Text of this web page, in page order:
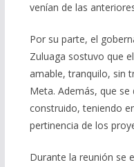
venían de las
Por su parte, el
Zuluaga sostuvo que
amable, tranquilo, sin
Meta. Además, que
construido, teniendo
pertinencia de los
Durante la reunión se